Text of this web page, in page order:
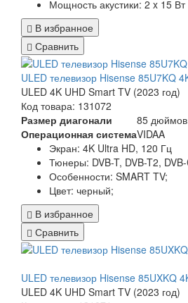
Мощность акустики: 2 x 15 Вт
В избранное
Сравнить
ULED телевизор Hisense 85U7KQ
ULED 4K UHD Smart TV (2023 год)
Код товара: 131072
Размер диагонали
85
Операционная системаVIDAA
Экран: 4K Ultra HD, 120 Гц
Тюнеры: DVB-T, DVB-T2,
Особенности: SMART TV;
Цвет: черный;
В избранное
Сравнить
ULED телевизор Hisense 85UXKQ
ULED 4K UHD Smart TV (2023 год)